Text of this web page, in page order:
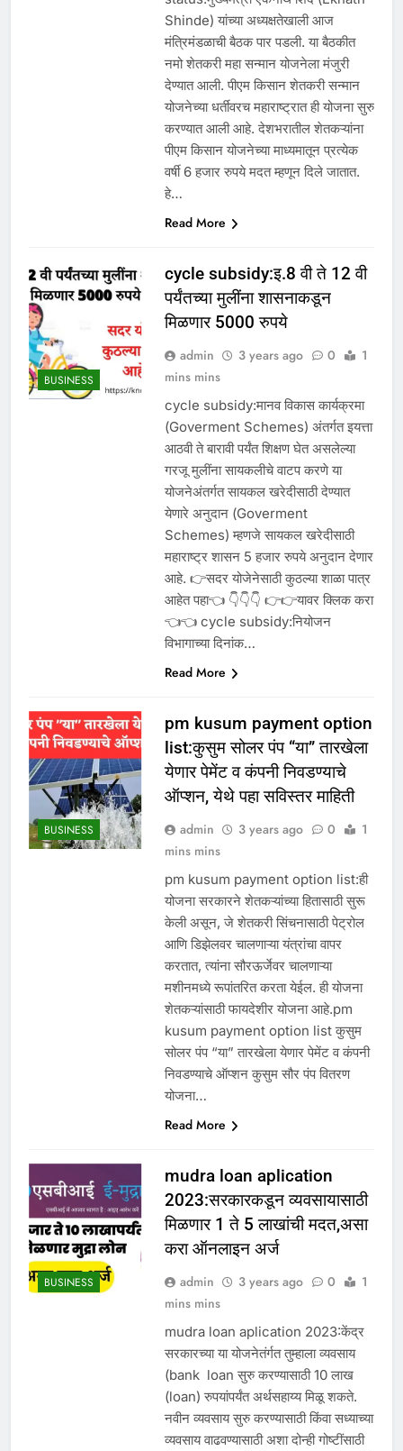
Shinde) यांच्या अध्यक्षतेखाली आज
मंत्रिमंडळाची बैठक पार पडली. या बैठकीत
नमो शेतकरी महा सन्मान योजनेला मंजुरी
देण्यात आली. पीएम किसान शेतकरी सन्मान
योजनेच्या धर्तीवरच महाराष्ट्रात ही योजना सुरु
करण्यात आली आहे. देशभरातील शेतकऱ्यांना
पीएम किसान योजनेच्या माध्यमातून प्रत्येक
वर्षी 6 हजार रुपये मदत म्हणून दिले जातात.
हे…
Read More
BUSINESS
cycle subsidy:इ.8 वी ते 12 वी
पर्यंतच्या मुलींना शासनाकडून
मिळणार 5000 रुपये
admin 3 years ago 0
1
mins mins
cycle subsidy:मानव विकास कार्यक्रमा
(Goverment Schemes) अंतर्गत इयत्ता
आठवी ते बारावी पर्यंत शिक्षण घेत असलेल्या
गरजू मुलींना सायकलीचे वाटप करणे या
योजनेअंतर्गत सायकल खरेदीसाठी देण्यात
येणारे अनुदान (Goverment
Schemes) म्हणजे सायकल खरेदीसाठी
महाराष्ट्र शासन 5 हजार रुपये अनुदान देणार
आहे. 👉सदर योजेनेसाठी कुठल्या शाळा पात्र
आहेत पहा👈 👇👇👇 👉👉यावर क्लिक करा
👈👈 cycle subsidy:नियोजन
विभागाच्या दिनांक…
Read More
BUSINESS
pm kusum payment option
list:कुसुम सोलर पंप “या” तारखेला
येणार पेमेंट व कंपनी निवडण्याचे
ऑप्शन, येथे पहा सविस्तर माहिती
admin 3 years ago 0
1
mins mins
pm kusum payment option list:ही
योजना सरकारने शेतकऱ्यांच्या हितासाठी सुरू
केली असून, जे शेतकरी सिंचनासाठी पेट्रोल
आणि डिझेलवर चालणाऱ्या यंत्रांचा वापर
करतात, त्यांना सौरऊर्जेवर चालणाऱ्या
मशीनमध्ये रूपांतरित करता येईल. ही योजना
शेतकऱ्यांसाठी फायदेशीर योजना आहे.pm
kusum payment option list कुसुम
सोलर पंप “या” तारखेला येणार पेमेंट व कंपनी
निवडण्याचे ऑप्शन कुसुम सौर पंप वितरण
योजना…
Read More
BUSINESS
mudra loan aplication
2023:सरकारकडून व्यवसायासाठी
मिळणार 1 ते 5 लाखांची मदत,असा
करा ऑनलाइन अर्ज
admin 3 years ago 0
1
mins mins
mudra loan aplication 2023:केंद्र
सरकारच्या या योजनेतंर्गत तुम्हाला व्यवसाय
(bank loan सुरु करण्यासाठी 10 लाख
(loan) रुपयांपर्यंत अर्थसहाय्य मिळू शकते.
नवीन व्यवसाय सुरु करण्यासाठी किंवा सध्याच्या
व्यवसाय वाढवण्यासाठी अशा दोन्ही गोष्टींसाठी